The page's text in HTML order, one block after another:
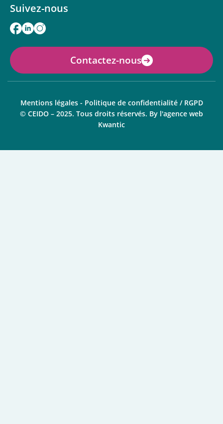
Suivez-nous
Contactez-nous
Mentions légales - Politique de confidentialité / RGPD
© CEIDO – 2025. Tous droits réservés. By l'agence web
Kwantic